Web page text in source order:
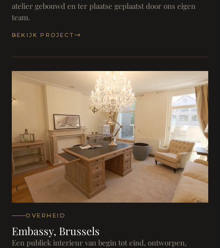
atelier gebouwd en ter plaatse geplaatst door ons eigen
team.
BEKIJK PROJECT
OVERHEID
Embassy, Brussels
Een publiek interieur van begin tot eind, ontworpen,